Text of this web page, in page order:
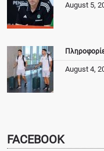
August 5,
August 4,
FACEBOOK